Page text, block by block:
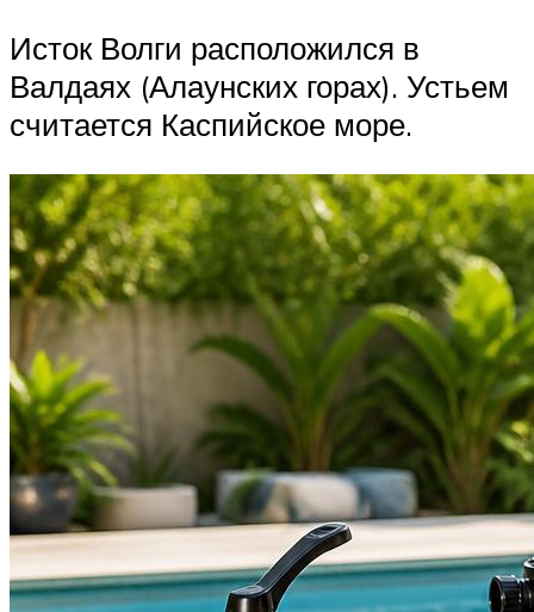
Исток Волги расположился в
Валдаях (Алаунских горах). Устьем
считается Каспийское море.